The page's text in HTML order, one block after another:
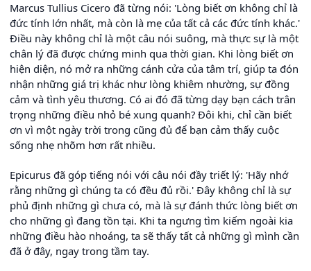
Marcus Tullius Cicero đã từng nói: 'Lòng biết ơn không chỉ là
đức tính lớn nhất, mà còn là mẹ của tất cả các đức tính khác.'
Điều này không chỉ là một câu nói suông, mà thực sự là một
chân lý đã được chứng minh qua thời gian. Khi lòng biết ơn
hiện diện, nó mở ra những cánh cửa của tâm trí, giúp ta đón
nhận những giá trị khác như lòng khiêm nhường, sự đồng
cảm và tình yêu thương. Có ai đó đã từng dạy bạn cách trân
trọng những điều nhỏ bé xung quanh? Đôi khi, chỉ cần biết
ơn vì một ngày trời trong cũng đủ để bạn cảm thấy cuộc
sống nhẹ nhõm hơn rất nhiều.
Epicurus đã góp tiếng nói với câu nói đầy triết lý: 'Hãy nhớ
rằng những gì chúng ta có đều đủ rồi.' Đây không chỉ là sự
phủ định những gì chưa có, mà là sự đánh thức lòng biết ơn
cho những gì đang tồn tại. Khi ta ngưng tìm kiếm ngoài kia
những điều hào nhoáng, ta sẽ thấy tất cả những gì mình cần
đã ở đây, ngay trong tầm tay.